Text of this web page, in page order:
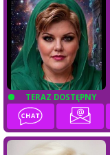
TERAZ DOSTĘPNY